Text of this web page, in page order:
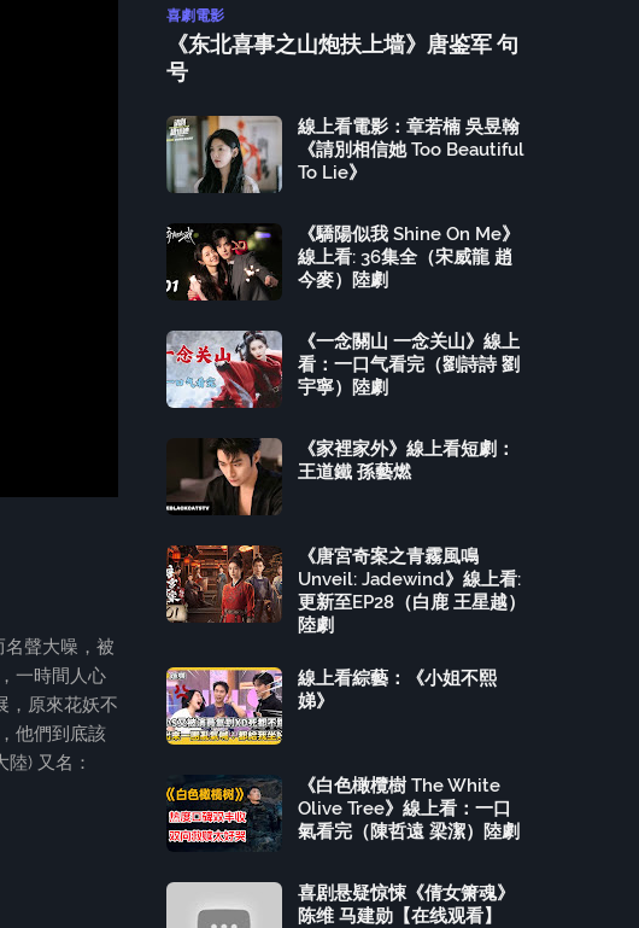
聲大噪，被
一時間人心
，原來花妖不
他們到底該
) 又名：
喜劇電影
《东北喜事之山炮扶上墙》唐鉴军 句
号
線上看電影：章若楠 吳昱翰
《請別相信她 Too Beautiful
To Lie》
《驕陽似我 Shine On Me》
線上看: 36集全（宋威龍 趙
今麥）陸劇
《一念關山 一念关山》線上
看：一口气看完（劉詩詩 劉
宇寧）陸劇
《家裡家外》線上看短劇：
王道鐵 孫藝燃
《唐宮奇案之青霧風鳴
Unveil: Jadewind》線上看:
更新至EP28（白鹿 王星越）
陸劇
線上看綜藝：《小姐不熙
娣》
《白色橄欖樹 The White
Olive Tree》線上看：一口
氣看完（陳哲遠 梁潔）陸劇
喜剧悬疑惊悚《倩女箫魂》
陈维 马建勋【在线观看】